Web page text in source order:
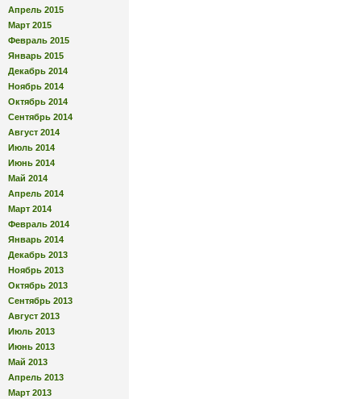
Апрель 2015
Март 2015
Февраль 2015
Январь 2015
Декабрь 2014
Ноябрь 2014
Октябрь 2014
Сентябрь 2014
Август 2014
Июль 2014
Июнь 2014
Май 2014
Апрель 2014
Март 2014
Февраль 2014
Январь 2014
Декабрь 2013
Ноябрь 2013
Октябрь 2013
Сентябрь 2013
Август 2013
Июль 2013
Июнь 2013
Май 2013
Апрель 2013
Март 2013